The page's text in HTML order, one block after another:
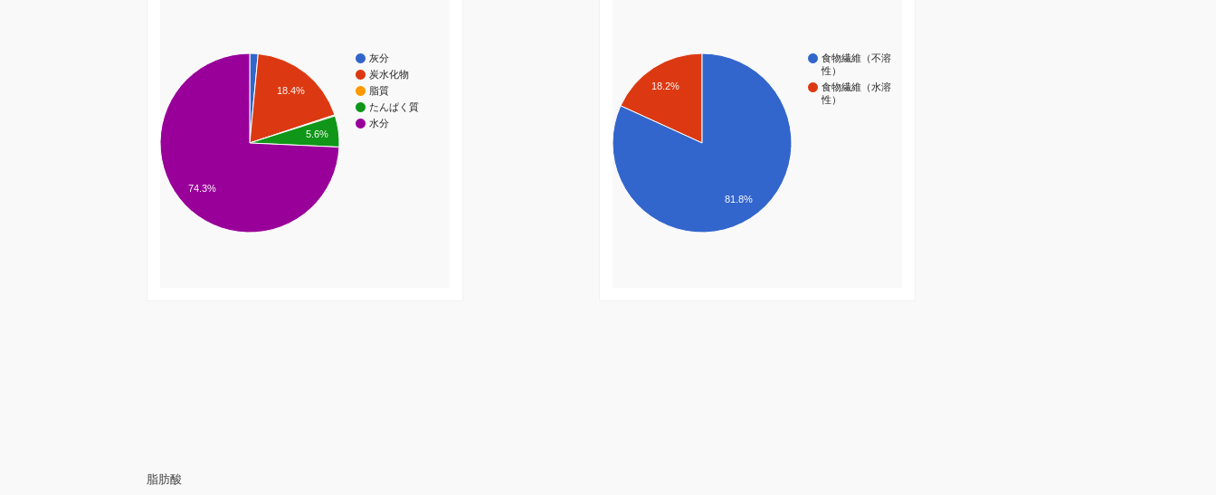
灰分
炭水化物
脂質
たんぱく質
水分
18.4%
5.6%
74.3%
食物繊維（不溶
性）
食物繊維（水溶
性）
18.2%
81.8%
脂肪酸